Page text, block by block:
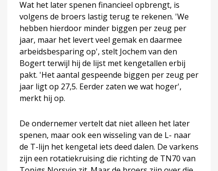
Wat het later spenen financieel opbrengt, is
volgens de broers lastig terug te rekenen. 'We
hebben hierdoor minder biggen per zeug per
jaar, maar het levert veel gemak en daarmee
arbeidsbesparing op', stelt Jochem van den
Bogert terwijl hij de lijst met kengetallen erbij
pakt. 'Het aantal gespeende biggen per zeug per
jaar ligt op 27,5. Eerder zaten we wat hoger',
merkt hij op.
De ondernemer vertelt dat niet alleen het later
spenen, maar ook een wisseling van de L- naar
de T-lijn het kengetal iets deed dalen. De varkens
zijn een rotatiekruising die richting de TN70 van